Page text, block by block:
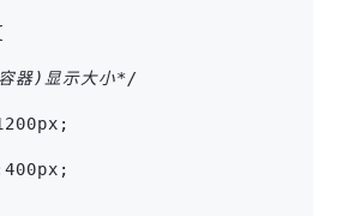
器)显示大小*/